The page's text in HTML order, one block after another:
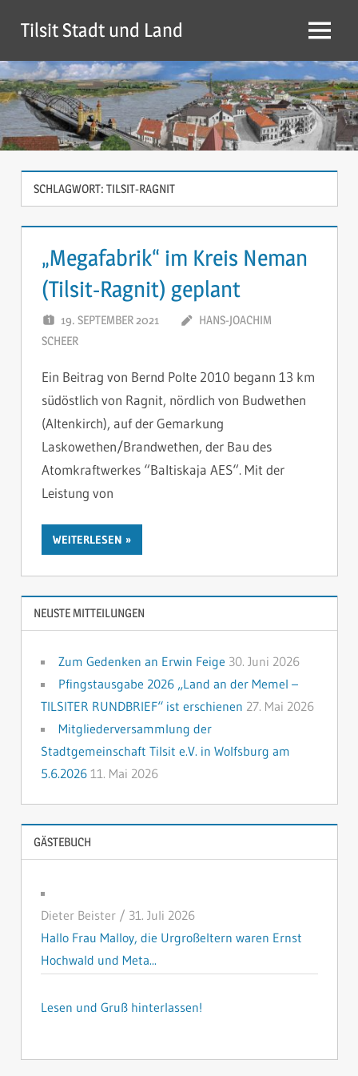
Inhalt
springen
Tilsit Stadt und Land Menü
SCHLAGWORT: TILSIT-RAGNIT
„Megafabrik“ im Kreis Neman
(Tilsit-Ragnit) geplant
19. SEPTEMBER 2021
HANS-JOACHIM
SCHEER
Ein Beitrag von Bernd Polte 2010 begann 13 km
südöstlich von Ragnit, nördlich von Budwethen
(Altenkirch), auf der Gemarkung
Laskowethen/Brandwethen, der Bau des
Atomkraftwerkes “Baltiskaja AES“. Mit der
Leistung von
WEITERLESEN
NEUSTE MITTEILUNGEN
Zum Gedenken an Erwin Feige 30. Juni 2026
Pfingstausgabe 2026 „Land an der Memel –
TILSITER RUNDBRIEF“ ist erschienen 27. Mai 2026
Mitgliederversammlung der
Stadtgemeinschaft Tilsit e.V. in Wolfsburg am
5.6.2026 11. Mai 2026
GÄSTEBUCH
Dieter Beister/ 31. Juli 2026
Hallo Frau Malloy, die Urgroßeltern waren Ernst
Hochwald und Meta...
Lesen und Gruß hinterlassen!